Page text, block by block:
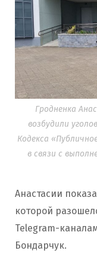
Гродненка
возбудили
Кодекса
в связи с
Анастасии
которой
Telegram-
Бондарчук.